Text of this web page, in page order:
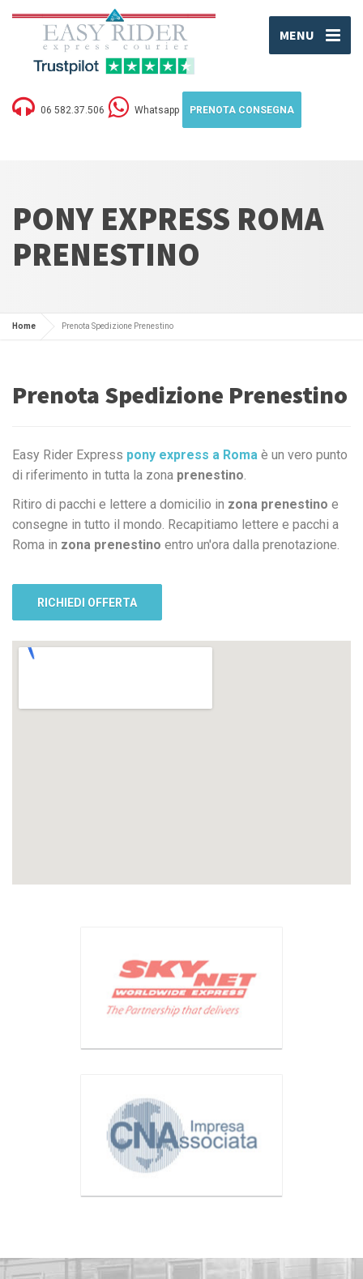
MENU
06 582.37.506 Whatsapp PRENOTA CONSEGNA
PONY EXPRESS ROMA
PRENESTINO
Home Prenota Spedizione Prenestino
Prenota Spedizione Prenestino
Easy Rider Express pony express a Roma è un vero punto
di riferimento in tutta la zona prenestino.
Ritiro di pacchi e lettere a domicilio in zona prenestino e
consegne in tutto il mondo. Recapitiamo lettere e pacchi a
Roma in zona prenestino entro un'ora dalla prenotazione.
RICHIEDI OFFERTA